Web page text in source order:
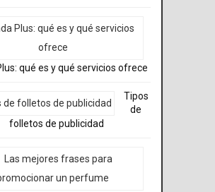
qué es y qué servicios ofrece
Tipos
de
folletos de publicidad